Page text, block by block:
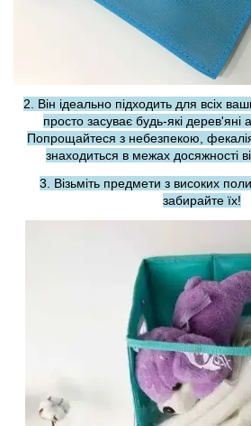
2. Він ідеально підходить для всіх
просто засуває будь-які дерев'яні
Попрощайтеся з небезпекою,
знаходиться в межах досяжності
3. Візьміть предмети з високих
забирайте їх!